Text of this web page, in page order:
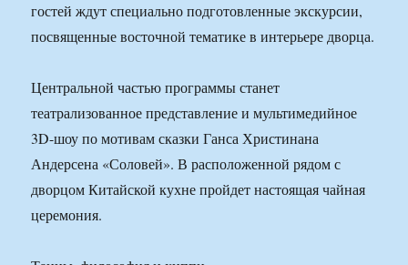
гостей ждут специально подготовленные экскурсии,
посвященные восточной тематике в интерьере дворца.
Центральной частью программы станет
театрализованное представление и мультимедийное
3D-шоу по мотивам сказки Ганса Христинана
Андерсена «Соловей». В расположенной рядом с
дворцом Китайской кухне пройдет настоящая чайная
церемония.